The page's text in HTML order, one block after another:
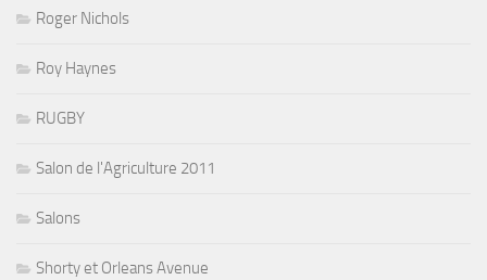
Roger Nichols
Roy Haynes
RUGBY
Salon de l'Agriculture 2011
Salons
Shorty et Orleans Avenue